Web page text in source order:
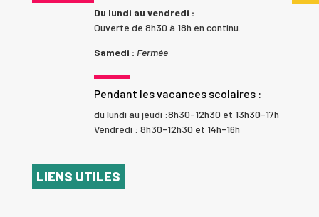
Du lundi au vendredi :
Ouverte de 8h30 à 18h en continu.
Samedi : Fermée
Pendant les vacances scolaires :
du lundi au jeudi :8h30-12h30 et 13h30-17h
Vendredi : 8h30-12h30 et 14h-16h
LIENS UTILES